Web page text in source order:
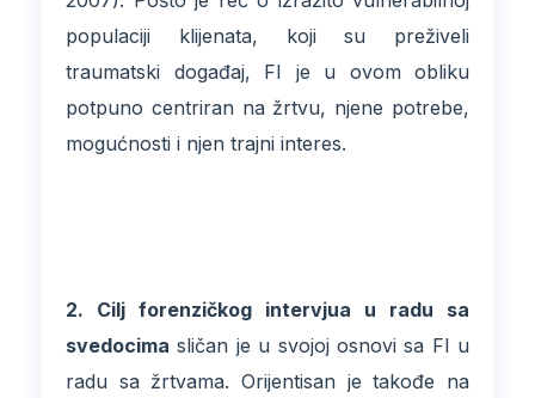
populaciji klijenata, koji su preživeli
traumatski događaj, FI je u ovom obliku
potpuno centriran na žrtvu, njene potrebe,
mogućnosti i njen trajni interes.
2. Cilj forenzičkog intervjua u radu sa
svedocima sličan je u svojoj osnovi sa FI u
radu sa žrtvama. Orijentisan je takođe na